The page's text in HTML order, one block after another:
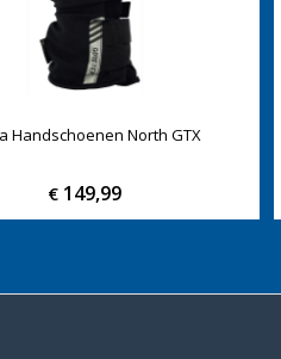
Handschoenen North GTX
€ 149,99